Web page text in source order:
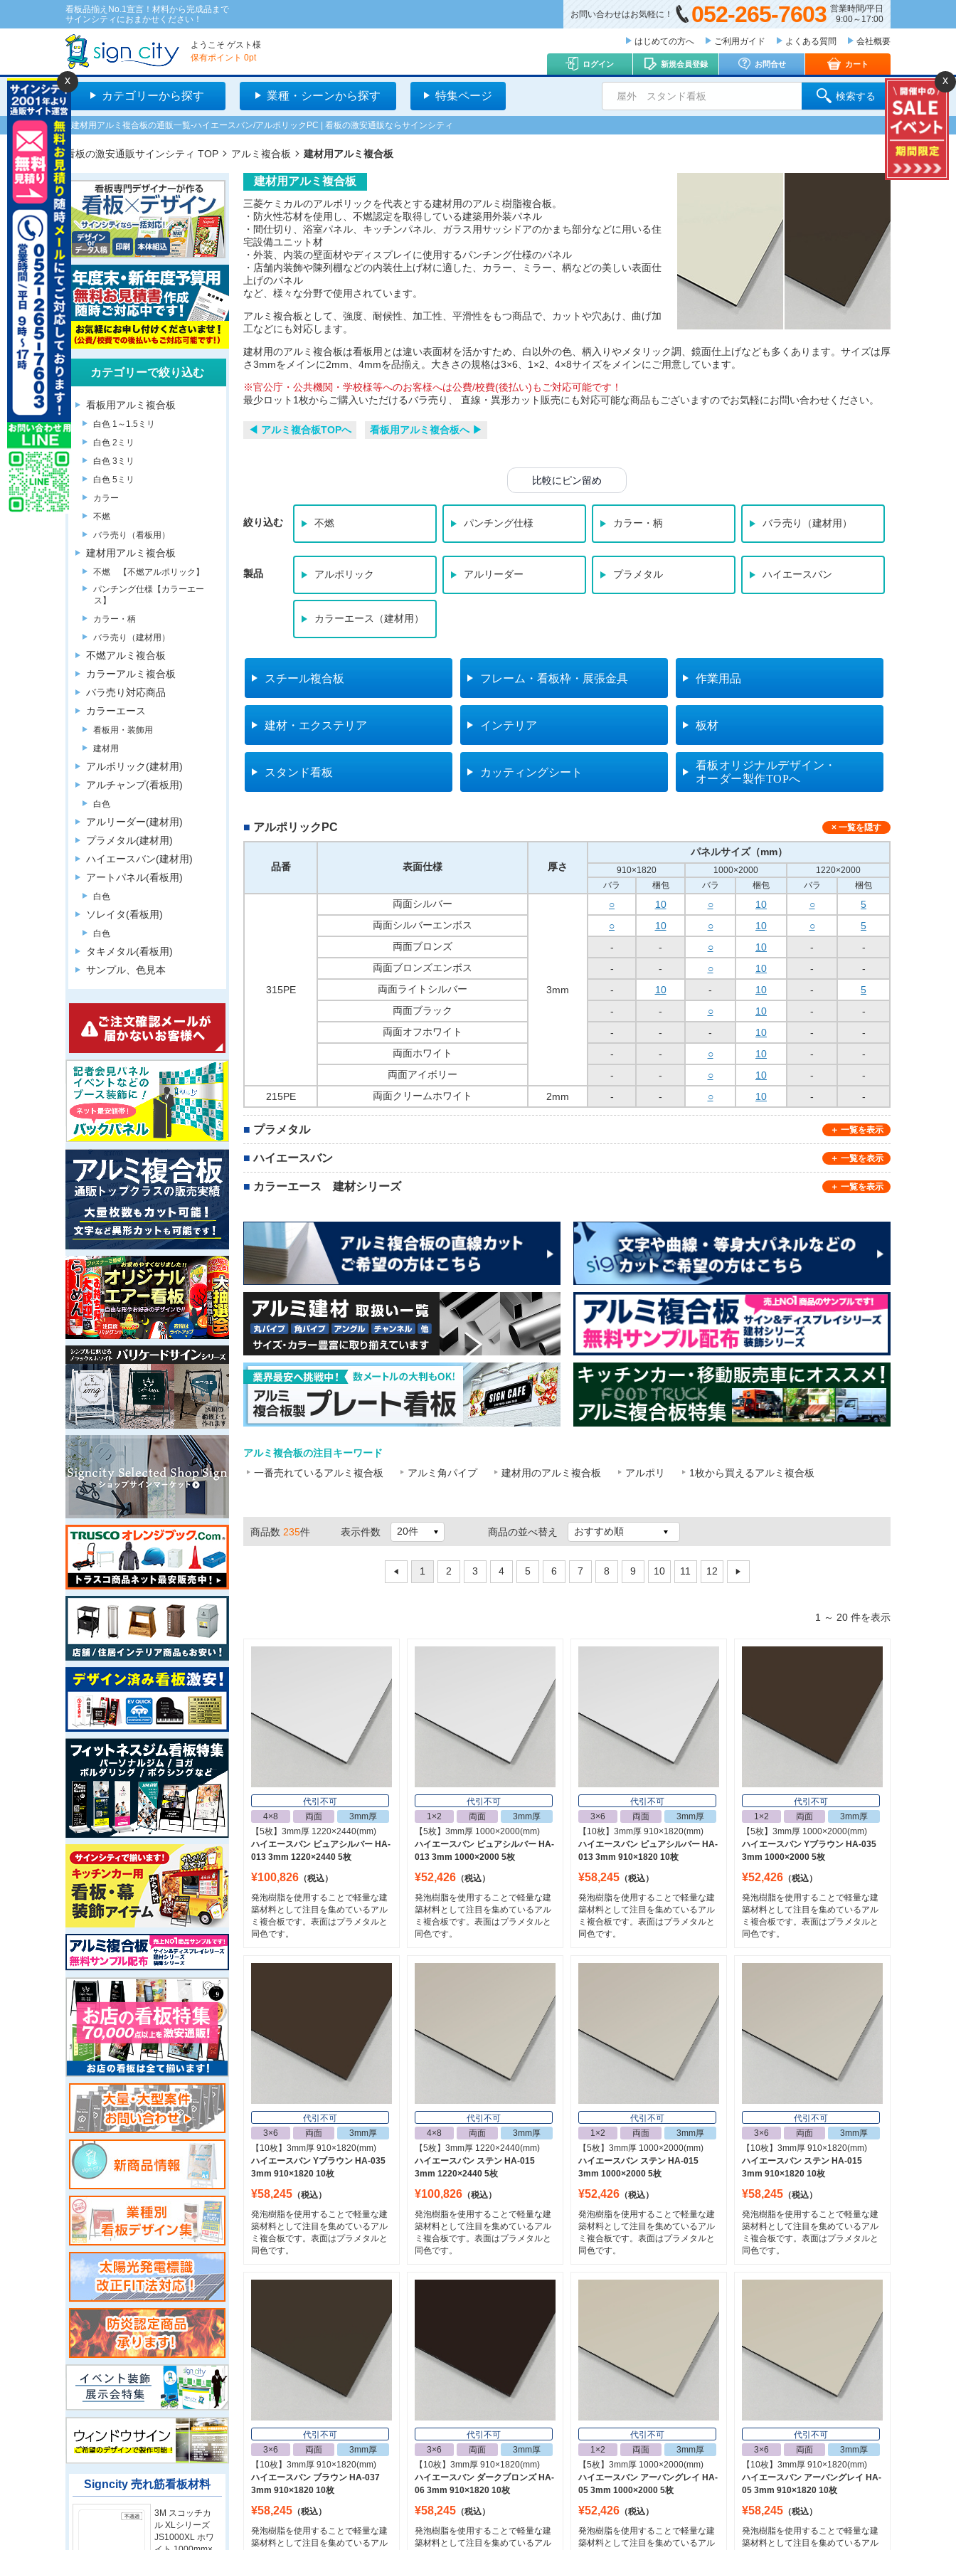
看板品揃えNo.1宣言！材料から完成品まで
サインシティにおまかせください！
お問い合わせはお気軽に！ 052-265-7603 営業時間/平日
9:00～17:00
ようこそ ゲスト 様
保有ポイント 0pt
はじめての方へ ご利用ガイド よくある質問 会社概要
ログイン 新規会員登録 お問合せ カート
カテゴリーから探す 業種・シーンから探す 特集ページ 屋外 スタンド看板 検索する
建材用アルミ複合板の通販一覧-ハイエースバン/アルポリックPC | 看板の激安通販ならサインシティ
看板の激安通販サインシティ TOP アルミ複合板 建材用アルミ複合板
建材用アルミ複合板
三菱ケミカルのアルポリックを代表とする建材用のアルミ樹脂複合板。
・防火性芯材を使用し、不燃認定を取得している建築用外装パネル
・間仕切り、浴室パネル、キッチンパネル、ガラス用サッシドアのかまち部分などに用いる住
宅設備ユニット材
・外装、内装の壁面材やディスプレイに使用するパンチング仕様のパネル
・店舗内装飾や陳列棚などの内装仕上げ材に適した、カラー、ミラー、柄などの美しい表面仕
上げのパネル
など、様々な分野で使用されています。
アルミ複合板として、強度、耐候性、加工性、平滑性をもつ商品で、カットや穴あけ、曲げ加
工などにも対応します。
建材用のアルミ複合板は看板用とは違い表面材を活かすため、白以外の色、柄入りやメタリック調、鏡面仕上げなども多くあります。サイズは厚
さ3mmをメインに2mm、4mmを品揃え。大きさの規格は3×6、1×2、4×8サイズをメインにご用意しています。
※官公庁・公共機関・学校様等へのお客様へは公費/校費(後払い)もご対応可能です！
最少ロット1枚からご購入いただけるバラ売り、 直線・異形カット販売にも対応可能な商品もございますのでお気軽にお問い合わせください。
◀︎ アルミ複合板TOPへ 看板用アルミ複合板へ ▶
比較にピン留め
絞り込む 不燃 パンチング仕様 カラー・柄 バラ売り（建材用）
製品 アルポリック アルリーダー プラメタル ハイエースバン
カラーエース（建材用）
スチール複合板 フレーム・看板枠・展張金具 作業用品
建材・エクステリア インテリア 板材
スタンド看板 カッティングシート
看板オリジナルデザイン・
オーダー製作TOPへ
アルポリックPC
品番 表面仕様 厚さ
パネルサイズ（mm）
910×1820 1000×2000
1220×2000
バラ
梱包 バラ 梱包 バラ 梱包
315PE
両面シルバー
3mm
○ 10 ○ 10 ○
5
両面シルバーエンボス
○ 10 ○ 10 ○
5
両面ブロンズ
- - ○ 10 -
-
両面ブロンズエンボス
- - ○ 10 -
-
両面ライトシルバー
- 10 - 10 -
5
両面ブラック
- - ○ 10 -
-
両面オフホワイト
- - - 10 -
-
両面ホワイト
- - ○ 10 -
-
両面アイボリー
- - ○ 10 -
-
215PE
両面クリームホワイト 2mm - - ○ 10 - -
プラメタル
ハイエースバン
カラーエース 建材シリーズ
アルミ複合板の注目キーワード
一番売れているアルミ複合板
アルミ角パイプ 建材用のアルミ複合板 アルポリ 1枚から買えるアルミ複合板
商品数 235件 表示件数 商品の並べ替え
1 2 3 4 5 6 7 8 9 10 11 12
1 ～ 20 件を表示
代引不可
4×8
両面
3mm厚
【5枚】3mm厚 1220×2440(mm)
ハイエースバン ピュアシルバー HA-
013 3mm 1220×2440 5枚
¥100,826 （税込）
発泡樹脂を使用することで軽量な建
築材料として注目を集めているアル
ミ複合板です。表面はプラメタルと
同色です。
代引不可
1×2
両面
3mm厚
【5枚】3mm厚 1000×2000(mm)
ハイエースバン ピュアシルバー HA-
013 3mm 1000×2000 5枚
¥52,426 （税込）
発泡樹脂を使用することで軽量な建
築材料として注目を集めているアル
ミ複合板です。表面はプラメタルと
同色です。
代引不可
3×6
両面
3mm厚
【10枚】3mm厚 910×1820(mm)
ハイエースバン ピュアシルバー HA-
013 3mm 910×1820 10枚
¥58,245 （税込）
発泡樹脂を使用することで軽量な建
築材料として注目を集めているアル
ミ複合板です。表面はプラメタルと
同色です。
代引不可
1×2
両面
3mm厚
【5枚】3mm厚 1000×2000(mm)
ハイエースバン Yブラウン HA-035
3mm 1000×2000 5枚
¥52,426 （税込）
発泡樹脂を使用することで軽量な建
築材料として注目を集めているアル
ミ複合板です。表面はプラメタルと
同色です。
代引不可
3×6
両面
3mm厚
【10枚】3mm厚 910×1820(mm)
ハイエースバン Yブラウン HA-035
3mm 910×1820 10枚
¥58,245 （税込）
発泡樹脂を使用することで軽量な建
築材料として注目を集めているアル
ミ複合板です。表面はプラメタルと
同色です。
代引不可
4×8
両面
3mm厚
【5枚】3mm厚 1220×2440(mm)
ハイエースバン ステン HA-015
3mm 1220×2440 5枚
¥100,826 （税込）
発泡樹脂を使用することで軽量な建
築材料として注目を集めているアル
ミ複合板です。表面はプラメタルと
同色です。
代引不可
1×2
両面
3mm厚
【5枚】3mm厚 1000×2000(mm)
ハイエースバン ステン HA-015
3mm 1000×2000 5枚
¥52,426 （税込）
発泡樹脂を使用することで軽量な建
築材料として注目を集めているアル
ミ複合板です。表面はプラメタルと
同色です。
代引不可
3×6
両面
3mm厚
【10枚】3mm厚 910×1820(mm)
ハイエースバン ステン HA-015
3mm 910×1820 10枚
¥58,245 （税込）
発泡樹脂を使用することで軽量な建
築材料として注目を集めているアル
ミ複合板です。表面はプラメタルと
同色です。
代引不可
3×6
両面
3mm厚
【10枚】3mm厚 910×1820(mm)
ハイエースバン ブラウン HA-037
3mm 910×1820 10枚
¥58,245 （税込）
発泡樹脂を使用することで軽量な建
築材料として注目を集めているアル
代引不可
3×6
両面
3mm厚
【10枚】3mm厚 910×1820(mm)
ハイエースバン ダークブロンズ HA-
06 3mm 910×1820 10枚
¥58,245 （税込）
発泡樹脂を使用することで軽量な建
築材料として注目を集めているアル
代引不可
1×2
両面
3mm厚
【5枚】3mm厚 1000×2000(mm)
ハイエースバン アーバングレイ HA-
05 3mm 1000×2000 5枚
¥52,426 （税込）
発泡樹脂を使用することで軽量な建
築材料として注目を集めているアル
代引不可
3×6
両面
3mm厚
【10枚】3mm厚 910×1820(mm)
ハイエースバン アーバングレイ HA-
05 3mm 910×1820 10枚
¥58,245 （税込）
発泡樹脂を使用することで軽量な建
築材料として注目を集めているアル
カテゴリーで絞り込む
看板用アルミ複合板
白色 1～1.5ミリ
白色 2ミリ
白色 3ミリ
白色 5ミリ
カラー
不燃
バラ売り（看板用）
建材用アルミ複合板
不燃 【不燃アルポリック】
パンチング仕様【カラーエー
ス】
カラー・柄
バラ売り（建材用）
不燃アルミ複合板
カラーアルミ複合板
バラ売り対応商品
カラーエース
看板用・装飾用
建材用
アルポリック(建材用)
アルチャンプ(看板用)
白色
アルリーダー(建材用)
プラメタル(建材用)
ハイエースバン(建材用)
アートパネル(看板用)
白色
ソレイタ(看板用)
白色
タキメタル(看板用)
サンプル、色見本
Signcity 売れ筋看板材料
3M スコッチカ
ル XLシリーズ
JS1000XL ホワ
x
x